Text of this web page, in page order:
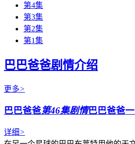
第4集
第3集
第2集
第1集
巴巴爸爸剧情介绍
更多>
巴巴爸爸第46集剧情巴巴爸爸
详细>